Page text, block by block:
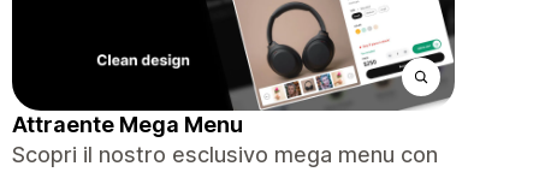
Attraente Mega Menu
Scopri il nostro esclusivo mega menu con